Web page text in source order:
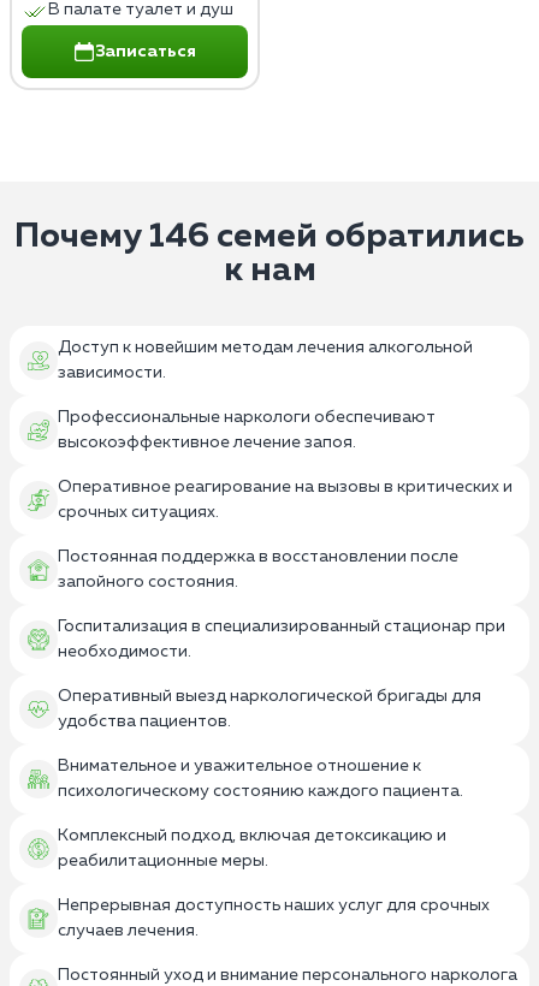
В палате туалет и душ
Записаться
Почему 146 семей обратились
к нам
Доступ к новейшим методам лечения алкогольной
зависимости.
Профессиональные наркологи обеспечивают
высокоэффективное лечение запоя.
Оперативное реагирование на вызовы в критических и
срочных ситуациях.
Постоянная поддержка в восстановлении после
запойного состояния.
Госпитализация в специализированный стационар при
необходимости.
Оперативный выезд наркологической бригады для
удобства пациентов.
Внимательное и уважительное отношение к
психологическому состоянию каждого пациента.
Комплексный подход, включая детоксикацию и
реабилитационные меры.
Непрерывная доступность наших услуг для срочных
случаев лечения.
Постоянный уход и внимание персонального нарколога